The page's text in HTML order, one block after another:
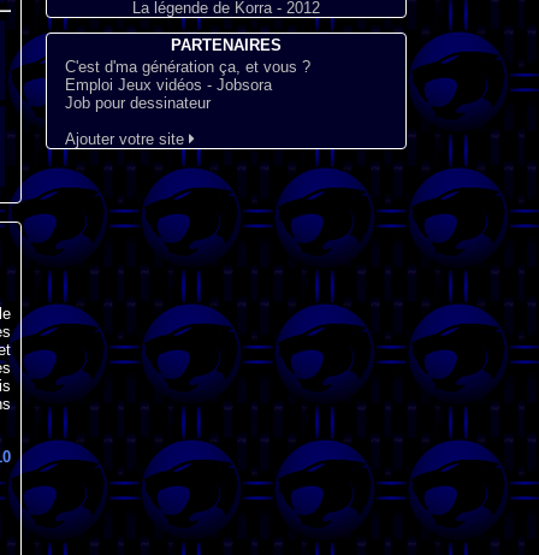
La légende de Korra - 2012
PARTENAIRES
C'est d'ma génération ça, et vous ?
Emploi Jeux vidéos - Jobsora
Job pour dessinateur
Ajouter votre site